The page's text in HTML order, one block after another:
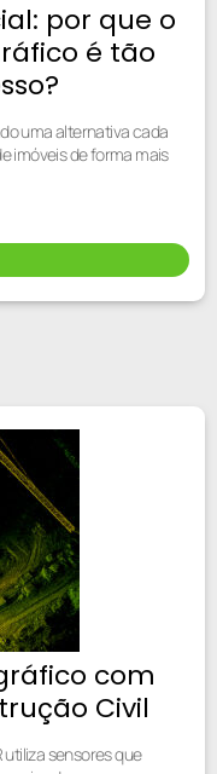
por que o
é tão
uma alternativa cada
imóveis de forma mais
com
Civil
sensores que